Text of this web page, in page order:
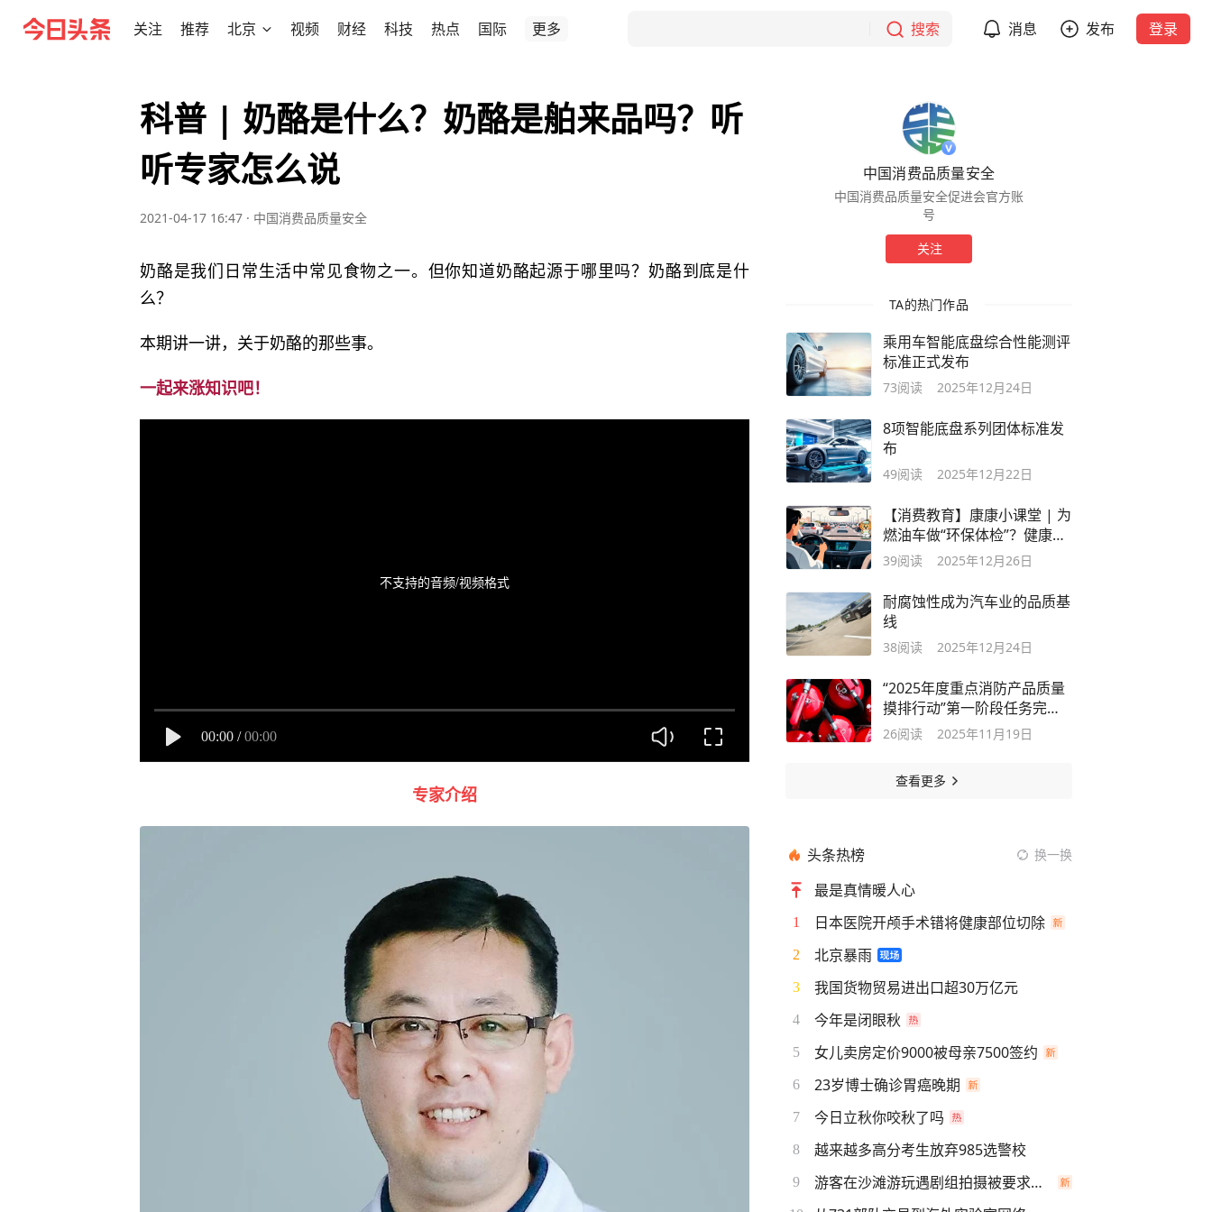
关注 推荐 北京 视频 财经 科技 热点 国际 更多 搜索 消息 发布 登录
科普 | 奶酪是什么？奶酪是舶来品吗？听
听专家怎么说
2021-04-17 16:47 · 中国消费品质量安全
奶酪是我们日常生活中常见食物之一。但你知道奶酪起源于哪里吗？奶酪到底是什
么？
本期讲一讲，关于奶酪的那些事。
一起来涨知识吧！
不支持的音频/视频格式
00:00 / 00:00
专家介绍
中国消费品质量安全
中国消费品质量安全促进会官方账
号
关注
TA的热门作品
乘用车智能底盘综合性能测评
标准正式发布
73阅读 2025年12月24日
8项智能底盘系列团体标准发
布
49阅读 2025年12月22日
【消费教育】康康小课堂 | 为
燃油车做“环保体检”？健康指
数揭秘真实油耗
39阅读 2025年12月26日
耐腐蚀性成为汽车业的品质基
线
38阅读 2025年12月24日
“2025年度重点消防产品质量
摸排行动”第一阶段任务完
成：消防应急灯具产品不能不
26阅读 2025年11月19日
查看更多
头条热榜 换一换
最是真情暖人心
1 日本医院开颅手术错将健康部位切除
2 北京暴雨
3 我国货物贸易进出口超30万亿元
4 今年是闭眼秋
5 女儿卖房定价9000被母亲7500签约
6 23岁博士确诊胃癌晚期
7 今日立秋你咬秋了吗
8 越来越多高分考生放弃985选警校
9 游客在沙滩游玩遇剧组拍摄被要求离开